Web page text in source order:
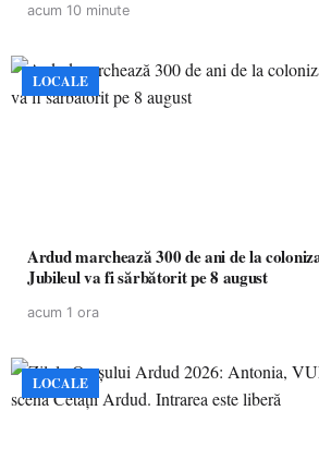
acum 10 minute
LOCALE
Ardud marchează 300 de ani de la
Jubileul va fi sărbătorit pe 8 august
acum 1 ora
LOCALE